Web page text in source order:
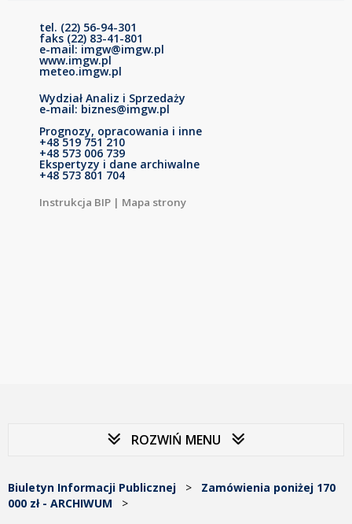
tel. (22) 56-94-301
faks (22) 83-41-801
e-mail: imgw@imgw.pl
www.imgw.pl
meteo.imgw.pl
Wydział Analiz i Sprzedaży
e-mail: biznes@imgw.pl
Prognozy, opracowania i inne
+48 519 751 210
+48 573 006 739
Ekspertyzy i dane archiwalne
+48 573 801 704
Instrukcja BIP | Mapa strony
ROZWIŃ MENU
Biuletyn Informacji Publicznej > Zamówienia poniżej 170
000 zł - ARCHIWUM >